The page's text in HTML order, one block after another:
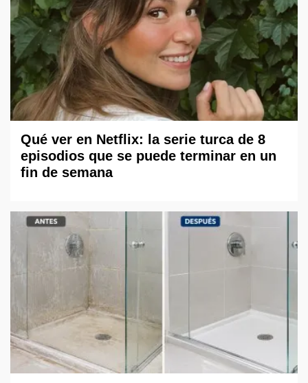
Qué ver en Netflix: la serie turca de 8
episodios que se puede terminar en un
fin de semana